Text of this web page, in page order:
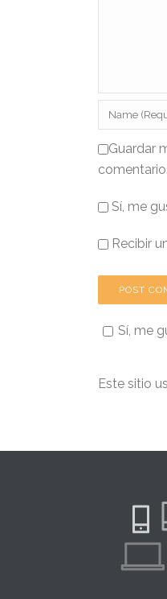
Guardar
comentario.
Sí, me
Recibir
Sí, me
Este sitio